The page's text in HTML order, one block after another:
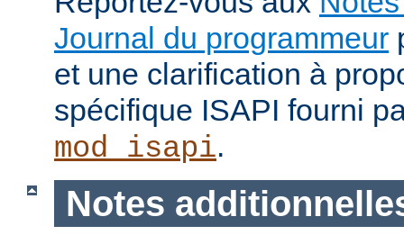
Journal du programmeur
et une clarification à
spécifique ISAPI fourni
mod_isapi.
Notes